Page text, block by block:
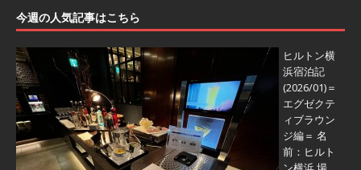
今週の人気記事はこちら
ヒルトン横
浜宿泊記
(2026/01)＝
エグゼクテ
ィブラウン
ジ編＝ 名
前：ヒルト